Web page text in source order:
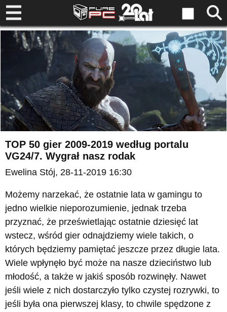
TOP 50 gier 2009-2019 według portalu
VG24/7. Wygrał nasz rodak
Ewelina Stój, 28-11-2019 16:30
Możemy narzekać, że ostatnie lata w gamingu to
jedno wielkie nieporozumienie, jednak trzeba
przyznać, że prześwietlając ostatnie dziesięć lat
wstecz, wśród gier odnajdziemy wiele takich, o
których będziemy pamiętać jeszcze przez długie lata.
Wiele wpłynęło być może na nasze dzieciństwo lub
młodość, a także w jakiś sposób rozwinęły. Nawet
jeśli wiele z nich dostarczyło tylko czystej rozrywki, to
jeśli była ona pierwszej klasy, to chwile spędzone z